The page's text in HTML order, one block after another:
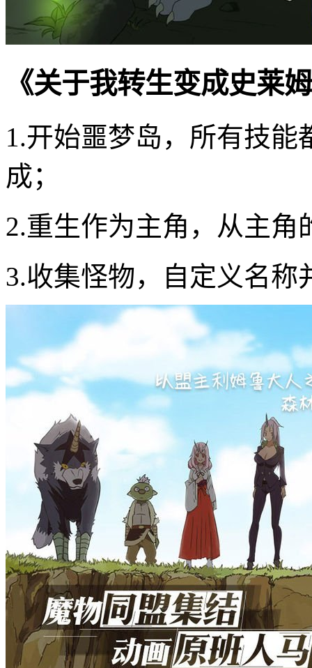
《关于我转生变成史莱
1.开始噩梦岛，所有技
成；
2.重生作为主角，从主角
3.收集怪物，自定义名称